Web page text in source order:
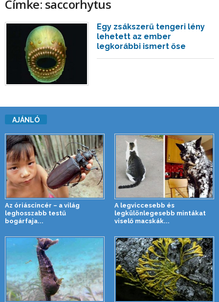
Címke: saccorhytus
Egy zsákszerű tengeri lény
lehetett az ember
legkorábbi ismert őse
AJÁNLÓ
Az óriáscincér – a világ
leghosszabb testű
bogárfaja...
A legviccesebb és
legkülönlegesebb mintákat
viselő macskák...